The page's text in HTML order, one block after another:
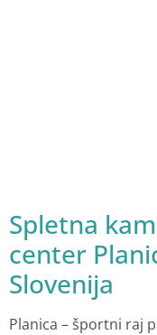
Spletna
center
Slovenija
Planica – športni raj